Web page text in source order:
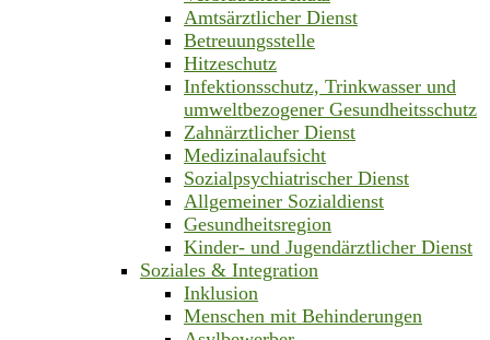
Amtsärztlicher Dienst
Betreuungsstelle
Hitzeschutz
Infektionsschutz, Trinkwasser und
umweltbezogener Gesundheitsschutz
Zahnärztlicher Dienst
Medizinalaufsicht
Sozialpsychiatrischer Dienst
Allgemeiner Sozialdienst
Gesundheitsregion
Kinder- und Jugendärztlicher Dienst
Soziales & Integration
Inklusion
Menschen mit Behinderungen